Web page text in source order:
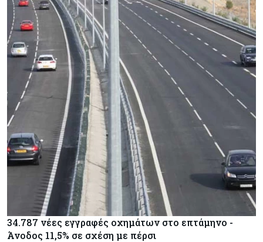
34.787 νέες εγγραφές οχημάτων στο επτάμηνο -
Άνοδος 11,5% σε σχέση με πέρσι